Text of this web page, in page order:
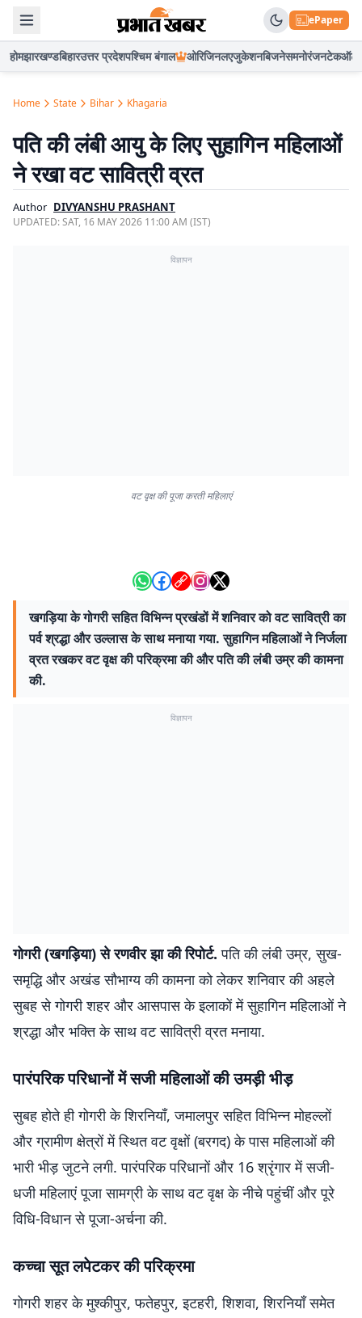
ePaper
होमझारखण्डबिहारउत्तर प्रदेशपश्चिम बंगाल ओरिजिनलएजुकेशनबिजनेसमनोरंजनटेकऑटो
Home State Bihar Khagaria
पति की लंबी आयु के लिए सुहागिन महिलाओं
ने रखा वट सावित्री व्रत
Author DIVYANSHU PRASHANT
UPDATED:SAT, 16 MAY 2026 11:00 AM (IST)
विज्ञापन
वट वृक्ष की पूजा करती महिलाएं
खगड़िया के गोगरी सहित विभिन्न प्रखंडों में शनिवार को वट सावित्री का
पर्व श्रद्धा और उल्लास के साथ मनाया गया. सुहागिन महिलाओं ने निर्जला
व्रत रखकर वट वृक्ष की परिक्रमा की और पति की लंबी उम्र की कामना
की.
विज्ञापन
गोगरी (खगड़िया) से रणवीर झा की रिपोर्ट. पति की लंबी उम्र, सुख-
समृद्धि और अखंड सौभाग्य की कामना को लेकर शनिवार की अहले
सुबह से गोगरी शहर और आसपास के इलाकों में सुहागिन महिलाओं ने
श्रद्धा और भक्ति के साथ वट सावित्री व्रत मनाया.
पारंपरिक परिधानों में सजी महिलाओं की उमड़ी भीड़
सुबह होते ही गोगरी के शिरनियाँ, जमालपुर सहित विभिन्न मोहल्लों
और ग्रामीण क्षेत्रों में स्थित वट वृक्षों (बरगद) के पास महिलाओं की
भारी भीड़ जुटने लगी. पारंपरिक परिधानों और 16 श्रृंगार में सजी-
धजी महिलाएं पूजा सामग्री के साथ वट वृक्ष के नीचे पहुंचीं और पूरे
विधि-विधान से पूजा-अर्चना की.
कच्चा सूत लपेटकर की परिक्रमा
गोगरी शहर के मुश्कीपुर, फतेहपुर, इटहरी, शिशवा, शिरनियाँ समेत